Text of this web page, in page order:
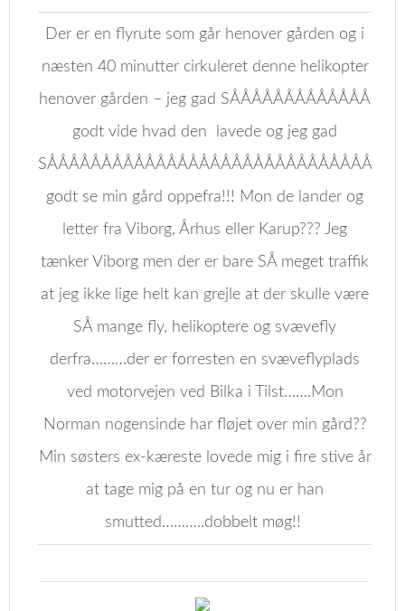
Der er en flyrute som går henover gården og i
næsten 40 minutter cirkuleret denne helikopter
henover gården – jeg gad SÅÅÅÅÅÅÅÅÅÅÅÅÅ
godt vide hvad den lavede og jeg gad
SÅÅÅÅÅÅÅÅÅÅÅÅÅÅÅÅÅÅÅÅÅÅÅÅÅÅÅÅÅÅ
godt se min gård oppefra!!! Mon de lander og
letter fra Viborg, Århus eller Karup??? Jeg
tænker Viborg men der er bare SÅ meget traffik
at jeg ikke lige helt kan grejle at der skulle være
SÅ mange fly, helikoptere og svævefly
derfra………der er forresten en svæveflyplads
ved motorvejen ved Bilka i Tilst…….Mon
Norman nogensinde har fløjet over min gård??
Min søsters ex-kæreste lovede mig i fire stive år
at tage mig på en tur og nu er han
smutted………..dobbelt møg!!